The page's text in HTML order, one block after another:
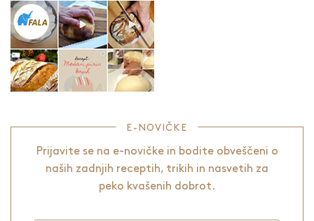
E-NOVIČKE
Prijavite se na e-novičke in bodite obveščeni o
naših zadnjih receptih, trikih in nasvetih za
peko kvašenih dobrot.